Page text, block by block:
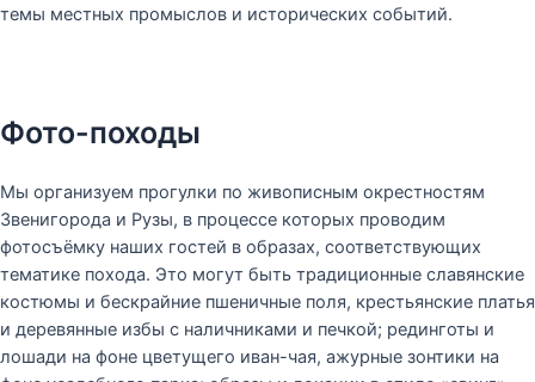
темы местных промыслов и исторических событий.
Фото-походы
Мы организуем прогулки по живописным окрестностям
Звенигорода и Рузы, в процессе которых проводим
фотосъёмку наших гостей в образах, соответствующих
тематике похода. Это могут быть традиционные славянские
костюмы и бескрайние пшеничные поля, крестьянские платья
и деревянные избы с наличниками и печкой; рединготы и
лошади на фоне цветущего иван-чая, ажурные зонтики на